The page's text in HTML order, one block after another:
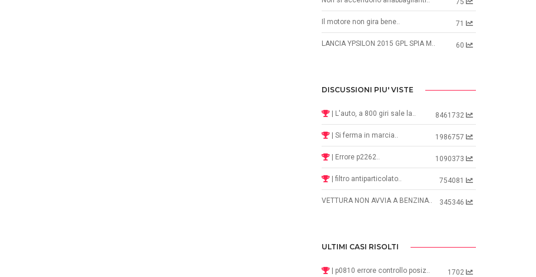
75
Il motore non gira bene.. 71
LANCIA YPSILON 2015 GPL SPIA M.. 60
DISCUSSIONI PIU' VISTE
| L'auto, a 800 giri sale la.. 8461732
| Si ferma in marcia.. 1986757
| Errore p2262.. 1090373
| filtro antiparticolato.. 754081
VETTURA NON AVVIA A BENZINA.. 345346
ULTIMI CASI RISOLTI
| p0810 errore controllo posiz.. 1702